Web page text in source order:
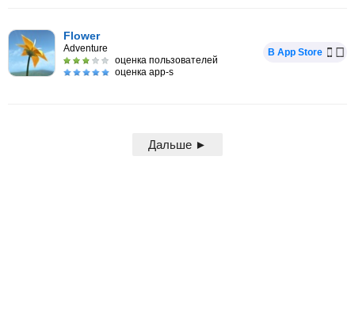
Flower
Adventure
оценка пользователей
оценка app-s
В App Store
Дальше ►